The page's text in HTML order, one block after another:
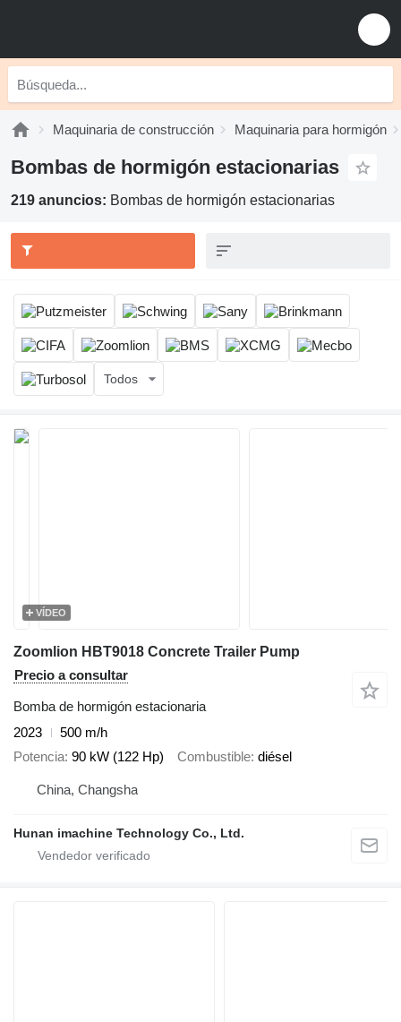
Maquinaria de construcción Maquinaria para hormigón
Bombas de hormigón estacionarias
219 anuncios: Bombas de hormigón estacionarias
Todos
VÍDEO
Zoomlion HBT9018 Concrete Trailer Pump
Precio a consultar
Bomba de hormigón estacionaria
2023
500 m/h
Potencia 90 kW (122 Hp) Combustible diésel
China, Changsha
Hunan imachine Technology Co., Ltd.